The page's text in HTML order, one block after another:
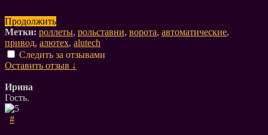
Продолжить
Метки: роллеты, рольставни, ворота, автоматические,
привод, алютех, alutech
Следить за отзывами
Оставить отзыв ↓
Ирина
Гость.
#